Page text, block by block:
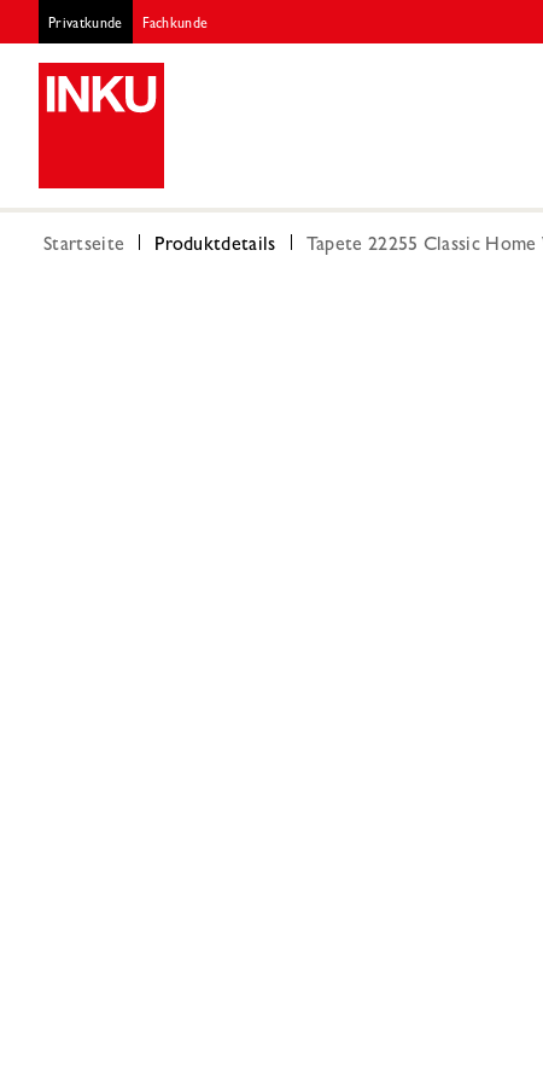
Privatkunde Fachkunde
Startseite Produktdetails Tapete 22255 Classic